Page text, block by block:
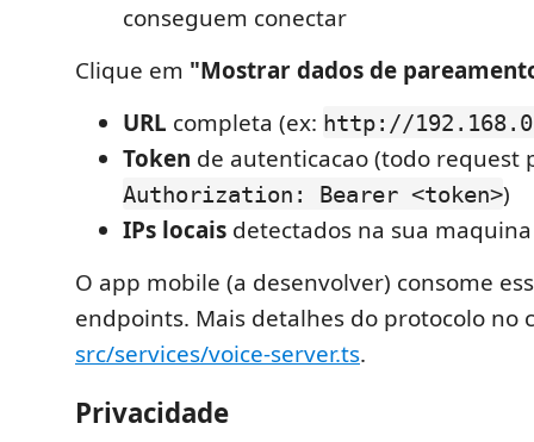
conseguem conectar
Clique em "Mostrar dados de
URL completa (ex: http://
Token de autenticacao (todo request
Authorization: Bearer <token>)
IPs locais detectados na sua maquina
O app mobile (a desenvolver) consome
endpoints. Mais detalhes do protocolo no
src/services/voice-server.ts.
Privacidade